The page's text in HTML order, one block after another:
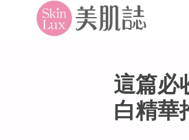
這篇必
白精華